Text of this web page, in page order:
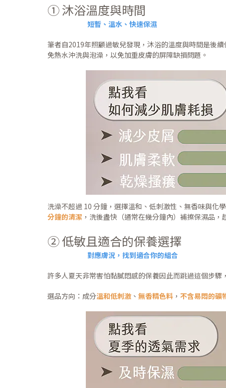
➀ 沐浴溫度與時間
短暫、溫水、快速保濕
筆者自2019年照顧過敏兒發現，沐浴的溫度與時間是後
免熱水沖洗與泡澡，以免加重皮膚的屏障缺損問題。
洗澡不超過 10 分鐘，選擇溫和、低刺激性、無香味與
分鐘的清潔 ，洗後盡快（通常在幾分鐘內）補擦保濕品
➁ 低敏且適合的保養選擇
對應膚況，找到適合你的組合
許多人夏天非常害怕黏膩悶感的保養因此而跳過這個步
選品方向：成分溫和低刺激 、 無香精色料 ， 不含易悶的礦